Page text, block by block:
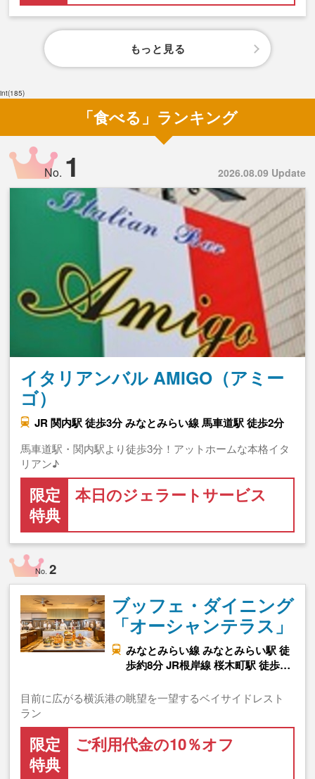
もっと見る
int(185)
「食べる」ランキング
2026.08.09 Update
No. 1
イタリアンバル AMIGO（アミー
ゴ）
JR 関内駅 徒歩3分 みなとみらい線 馬車道駅 徒歩2分
馬車道駅・関内駅より徒歩3分！アットホームな本格イタ
リアン♪
限定
特典
本日のジェラートサービス
No.2
ブッフェ・ダイニング
「オーシャンテラス」
みなとみらい線 みなとみらい駅 徒
歩約8分 JR根岸線 桜木町駅 徒歩…
目前に広がる横浜港の眺望を一望するベイサイドレスト
ラン
限定
特典
ご利用代金の10％オフ